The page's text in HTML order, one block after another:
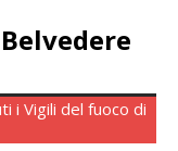
Stagione
38mila euro per il
soddisfazione della
i Vigili del fuoco di